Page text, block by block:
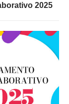
2025